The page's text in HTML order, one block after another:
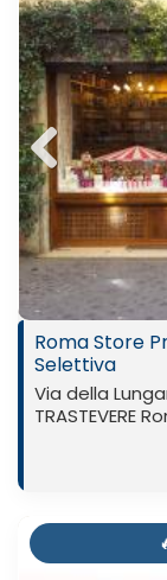
Previ
ous
Roma Store
Selettiva
Via della
TRASTEVERE